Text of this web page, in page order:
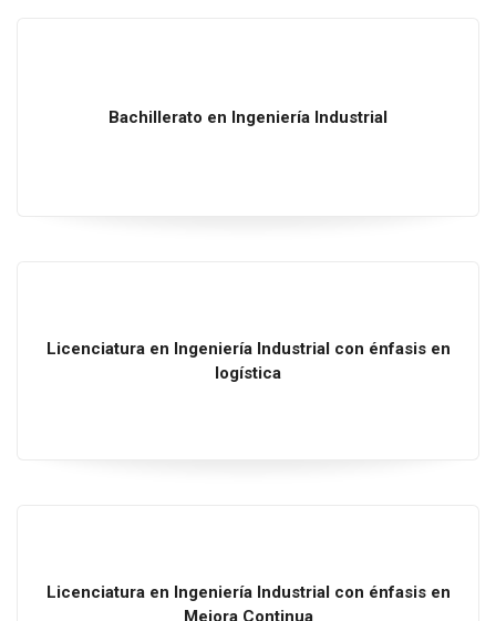
Bachillerato en Ingeniería Industrial
Licenciatura en Ingeniería Industrialcon énfasis en
logística
Licenciatura en Ingeniería Industrial con énfasis en
Mejora Continua